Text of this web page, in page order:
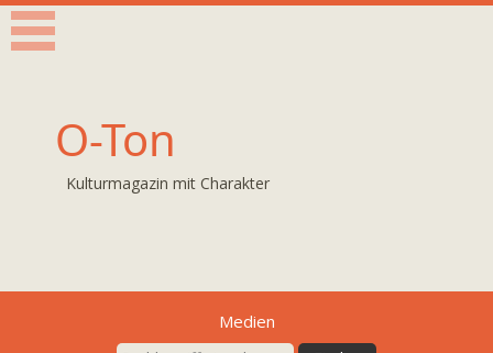
O-Ton
Kulturmagazin mit Charakter
Medien